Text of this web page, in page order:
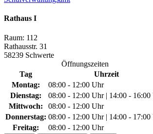
Rathaus I
Raum: 112
Rathausstr. 31
58239 Schwerte
Öffnungszeiten
Tag
Uhrzeit
Montag:
08:00 - 12:00 Uhr
Dienstag:
08:00 - 12:00 Uhr | 14:00 - 16:00
Mittwoch:
08:00 - 12:00 Uhr
Donnerstag: 08:00 - 12:00 Uhr | 14:00 - 17:00
Freitag:
08:00 - 12:00 Uhr